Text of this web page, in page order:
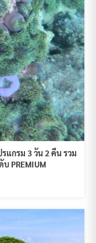
แกรม 3 วัน 2 คืน รวม
PREMIUM